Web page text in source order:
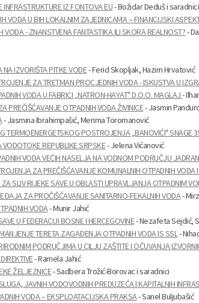
IZ FONTOVA EU- Božidar Deduš i saradnici
VODA U BIH LOKALNIM ZAJEDNICAMA – FINANCIJSKI
- ZNANSTVENA FANTASTIKA ILI SKORA REALNOST?-
IZVORIŠTA PITKE VODE- Ferid Skopljak, Hazim Hrvatović
ZA TRETMAN PROCJEDNIH VODA - ISKUSTVA U
VODA U FABRICI „NATRON-HAYAT" D.O.O. MAGLAJ-
PREČIŠĆAVANJE OTPADNIH VODA ŽIVINICE- Jasmin
- Jasmina Ibrahimpašić, Merima Toromanović
TERMOENERGETSKOG POSTROJENJA „BANOVIĆI" SNAGE
REPUBLIKE SRPSKE- Jelena Vićanović
VODA VEĆIH NASELJA NA VODNOM PODRUČJU
ZA PREČIŠĆAVANJE KOMUNALNIH OTPADNIH
SLIV RIJEKE SAVE U OBLASTI UPRAVLJANJA OTPADNIM
ZA PROČIŠĆAVANJE SANITARNO-FEKALNIH VODA-
VODA- Munir Jahić
U FEDERACIJI BOSNE I HERCEGOVINE- Nezafeta Sejdić,
TERETA ZAGAĐENJA OTPADNIH VODA IS SSL-
PODRUČJIMA U CILJU ZAŠTITE I OČUVANJA
- Ramela Jahić
ŽELJEZNICE- Sadbera Trožić-Borovac i saradnici
JAVNIH VODOVODNIH PREDUZEĆA I KAPITALNIH
VODA – EKSPLOATACIJSKA PRAKSA- Sanel Buljubašić